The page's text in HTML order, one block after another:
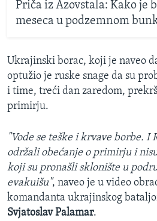
Priča iz Azovstala: Kako je
meseca u podzemnom
Ukrajinski borac, koji je naveo
optužio je ruske snage da su
i time, treći dan zaredom,
primirju.
"Vode se teške i krvave borbe. I
održali obećanje o primirju i
koji su pronašli sklonište u
evakuišu", naveo je u video
komandanta ukrajinskog
Svjatoslav Palamar.